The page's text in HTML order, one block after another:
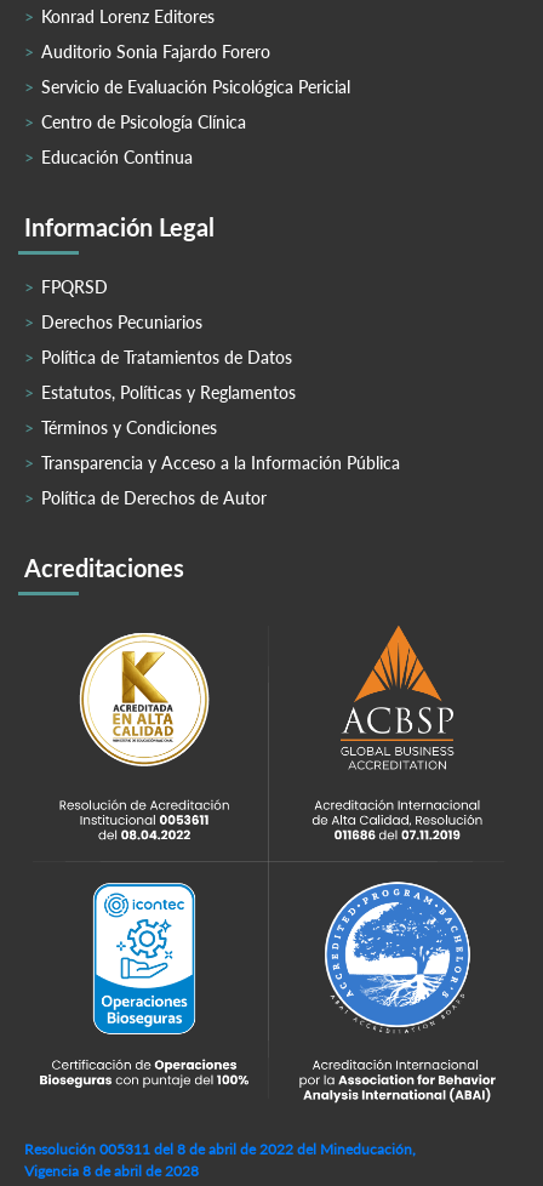
Konrad Lorenz Editores
Auditorio Sonia Fajardo Forero
Servicio de Evaluación Psicológica Pericial
Centro de Psicología Clínica
Educación Continua
Información Legal
FPQRSD
Derechos Pecuniarios
Política de Tratamientos de Datos
Estatutos, Políticas y Reglamentos
Términos y Condiciones
Transparencia y Acceso a la Información Pública
Política de Derechos de Autor
Acreditaciones
Resolución 005311 del 8 de abril de 2022 del Mineducación,
Vigencia 8 de abril de 2028